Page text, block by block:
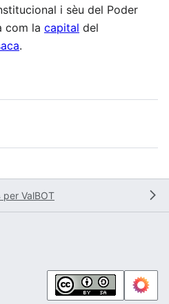
i sèu del Poder
com la capital del
.
per ValBOT